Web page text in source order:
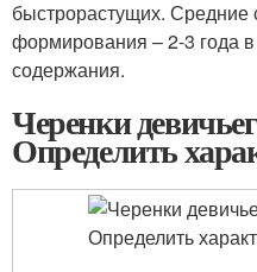
быстрорастущих. Средние
формирования – 2-3 года
содержания.
Черенки
Определить